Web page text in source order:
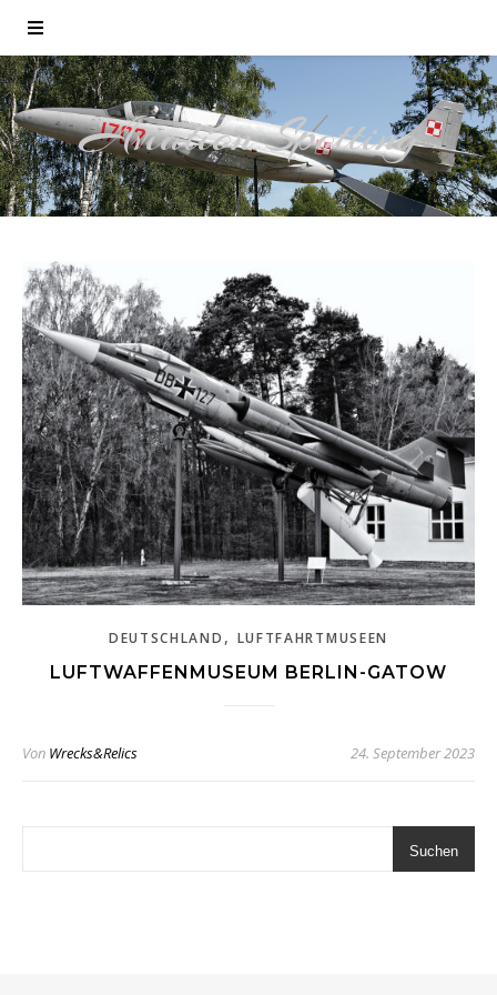
Aviation Spotting
DEUTSCHLAND , LUFTFAHRTMUSEEN
LUFTWAFFENMUSEUM BERLIN-GATOW
Von Wrecks&Relics 24. September 2023
Suchen